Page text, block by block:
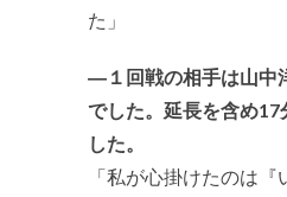
た」
―１回戦の相手は山中
でした。延長を含め17
した。
「私が心掛けたのは